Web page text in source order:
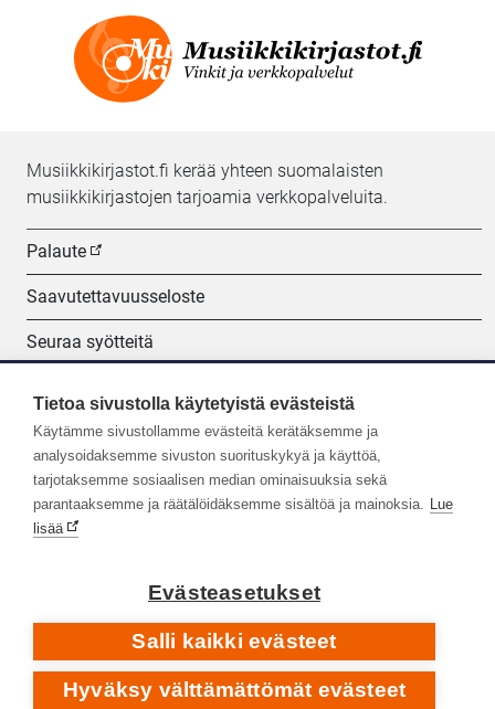
Musiikkikirjastot.fi kerää yhteen suomalaisten
musiikkikirjastojen tarjoamia verkkopalveluita.
Palaute
Saavutettavuusseloste
Seuraa syötteitä
Seuraa meitä:
Tietoa sivustolla käytetyistä evästeistä
Käytämme sivustollamme evästeitä kerätäksemme ja
analysoidaksemme sivuston suorituskykyä ja käyttöä,
tarjotaksemme sosiaalisen median ominaisuuksia sekä
parantaaksemme ja räätälöidäksemme sisältöä ja mainoksia. Lue
lisää
Evästeasetukset
Salli kaikki evästeet
Hyväksy välttämättömät evästeet